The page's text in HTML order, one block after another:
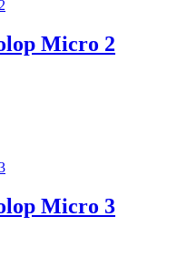
Micro 2
Micro 3